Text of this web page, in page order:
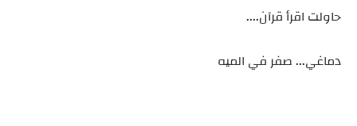
حاولت اقرأ قرآن....
دماغي... صفر في الميه